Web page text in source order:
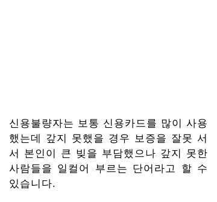
신용불량자는 보통 신용카드를 많이 사용
했는데 갚지 못했을 경우 보증을 잘못 서
서 본인이 큰 빚을 부담했으나 갚지 못한
사람들을 일컬어 부르는 단어라고 할 수
있습니다.